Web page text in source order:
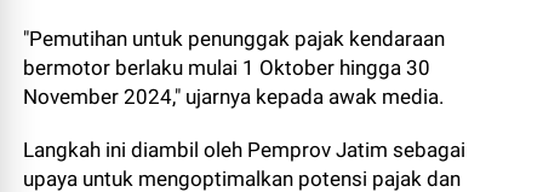
"Pemutihan untuk penunggak pajak kendaraan
bermotor berlaku mulai 1 Oktober hingga 30
November 2024," ujarnya kepada awak media.
Langkah ini diambil oleh Pemprov Jatim sebagai
upaya untuk mengoptimalkan potensi pajak dan